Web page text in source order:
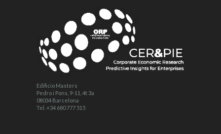
Edificio Masters
Pedro i Pons, 9-11, 4t 3a
08034 Barcelona
Tel. +34 680 777 515